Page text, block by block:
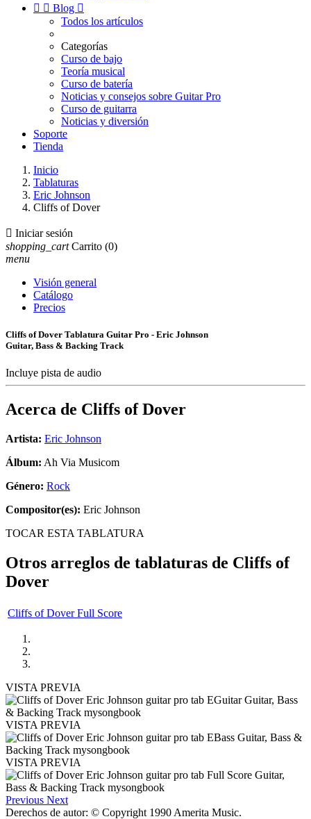
  Blog 
Todos los artículos
Categorías
Curso de bajo
Teoría musical
Curso de batería
Noticias y consejos sobre Guitar Pro
Curso de guitarra
Noticias y diversión
Soporte
Tienda
Inicio
Tablaturas
Eric Johnson
Cliffs of Dover
 Iniciar sesión
shopping_cart Carrito (0)
menu
Visión general
Catálogo
Precios
Cliffs of Dover Tablatura Guitar Pro - Eric Johnson
Guitar, Bass & Backing Track
Incluye pista de audio
Acerca de Cliffs of Dover
Artista: Eric Johnson
Álbum: Ah Via Musicom
Género: Rock
Compositor(es): Eric Johnson
TOCAR ESTA TABLATURA
Otros arreglos de tablaturas de Cliffs of
Dover
Cliffs of Dover Full Score
VISTA PREVIA
VISTA PREVIA
VISTA PREVIA
Previous Next
Derechos de autor: © Copyright 1990 Amerita Music.